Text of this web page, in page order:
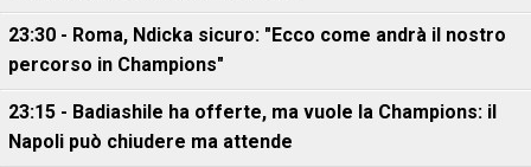
23:30 - Roma, Ndicka sicuro: "Ecco come andrà il nostro
percorso in Champions"
23:15 - Badiashile ha offerte, ma vuole la Champions: il
Napoli può chiudere ma attende